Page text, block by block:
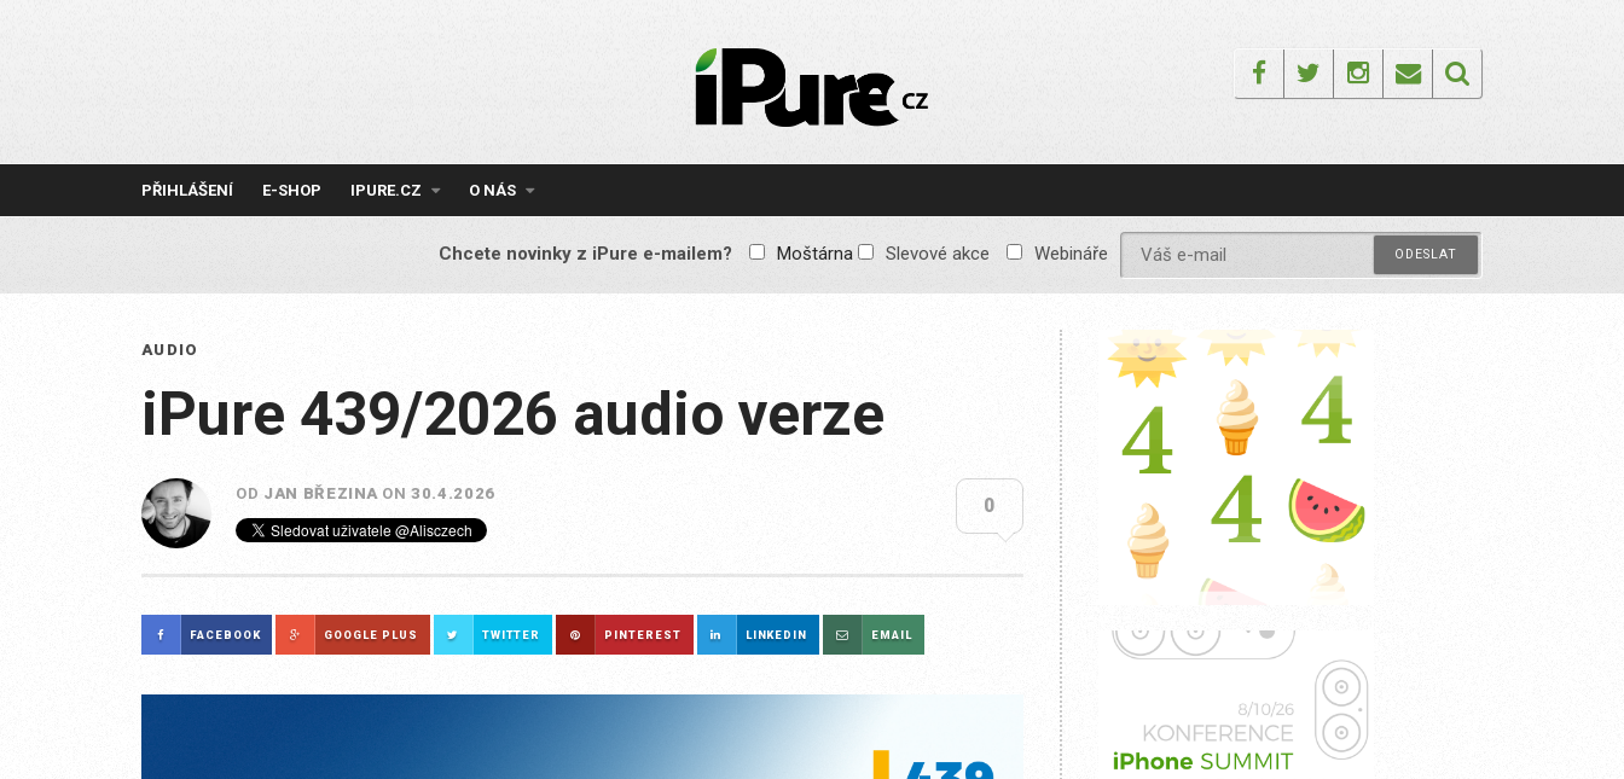
IPURE.CZ
Prémiový Apple e-
reklamy, žádné
obsah pro všechny
FacebookTwitterInstagram
Email
PŘIHLÁŠENÍ E-SHOP IPURE.CZ O NÁS
Chcete novinky z iPure e-mailem? Moštárna Slevové akce Webináře
AUDIO
iPure 439/2026 audio verze
OD JAN BŘEZINA ON30.4.2026
0
FACEBOOK GOOGLE PLUS TWITTER PINTEREST LINKEDIN EMAIL